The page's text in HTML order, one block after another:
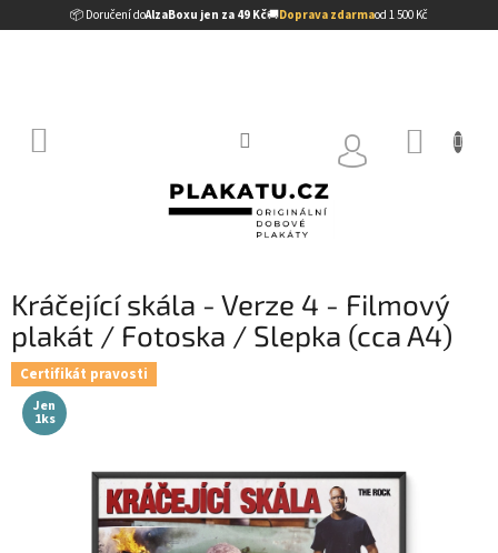
📦 Doručení doAlzaBoxu jen za 49 Kč🚚Doprava zdarmaod 1 500 Kč
na
Kráčející skála - Verze 4 - Filmový
plakát / Fotoska / Slepka (cca A4)
Certifikát pravosti
Jen
1ks